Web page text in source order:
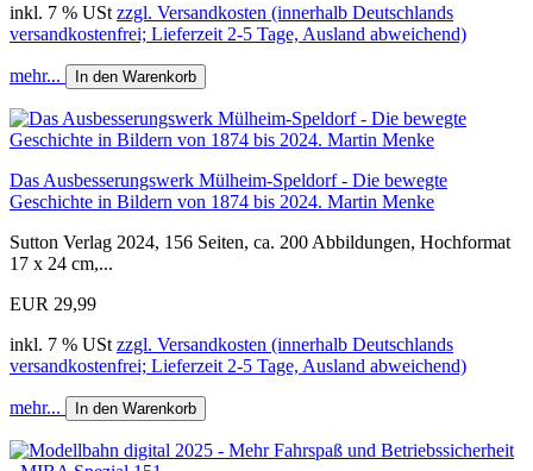
inkl. 7 % USt zzgl. Versandkosten (innerhalb Deutschlands
versandkostenfrei; Lieferzeit 2-5 Tage, Ausland abweichend)
mehr... In den Warenkorb
Das Ausbesserungswerk Mülheim-Speldorf - Die bewegte
Geschichte in Bildern von 1874 bis 2024. Martin Menke
Sutton Verlag 2024, 156 Seiten, ca. 200 Abbildungen, Hochformat
17 x 24 cm,...
EUR 29,99
inkl. 7 % USt zzgl. Versandkosten (innerhalb Deutschlands
versandkostenfrei; Lieferzeit 2-5 Tage, Ausland abweichend)
mehr... In den Warenkorb